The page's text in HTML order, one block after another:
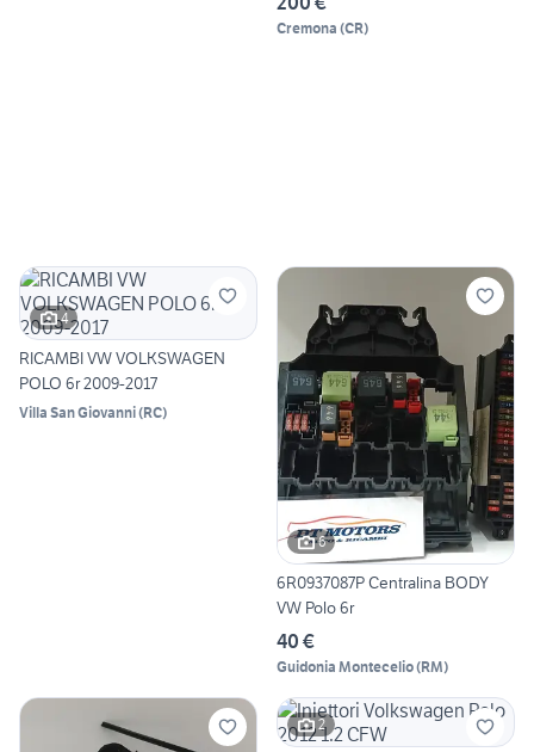
Cremona (CR)
4
RICAMBI VW VOLKSWAGEN
POLO 6r 2009-2017
Villa San Giovanni(RC)
6
6R0937087P Centralina BODY
VW Polo 6r
40 €
Guidonia Montecelio(RM)
2